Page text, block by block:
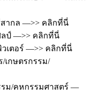
ากล —>> คลิกที่นี่
ลป์ —>> คลิกที่นี่
เตอร์ —>> คลิกที่นี่
เกษตรกรรม/
ม/คหกรรมศาสตร์ —